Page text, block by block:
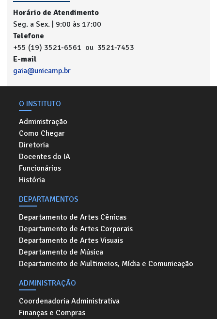
Horário de Atendimento
Seg. a Sex. | 9:00 às 17:00
Telefone
+55 (19) 3521-6561 ou 3521-7453
E-mail
gaia@unicamp.br
O INSTITUTO
Administração
Como Chegar
Diretoria
Docentes do IA
Funcionários
História
DEPARTAMENTOS
Departamento de Artes Cênicas
Departamento de Artes Corporais
Departamento de Artes Visuais
Departamento de Música
Departamento de Multimeios, Mídia e Comunicação
ADMINISTRAÇÃO
Coordenadoria Administrativa
Finanças e Compras